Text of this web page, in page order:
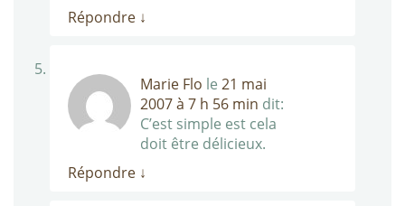
Répondre ↓
Marie Flo le 21 mai
2007 à 7 h 56 min dit:
C’est simple est cela
doit être délicieux.
Répondre ↓